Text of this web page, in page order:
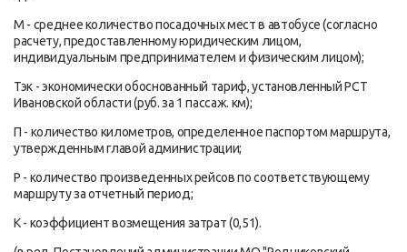
М - среднее количество посадочных мест в автобусе (согласно
расчету, предоставленному юридическим лицом,
индивидуальным предпринимателем и физическим лицом);
Тэк - экономически обоснованный тариф, установленный РСТ
Ивановской области (руб. за 1 пассаж. км);
П - количество километров, определенное паспортом маршрута,
утвержденным главой администрации;
Р - количество произведенных рейсов по соответствующему
маршруту за отчетный период;
К - коэффициент возмещения затрат (0,51).